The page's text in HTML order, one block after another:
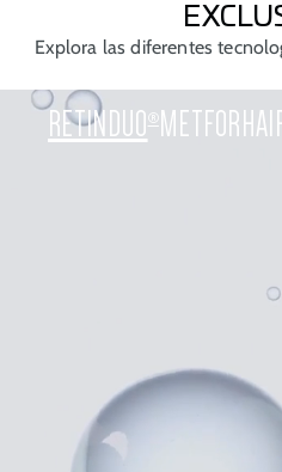
Explora las diferentes
RETINDUO®